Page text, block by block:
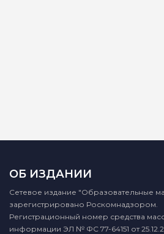
ОБ ИЗДАНИИ
Сетевое издание "Образовательные
зарегистрировано Роскомнадзором.
Регистрационный номер средства
информации ЭЛ № ФС 77-64151 от